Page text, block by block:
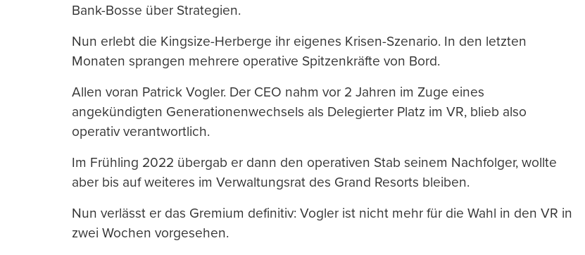
Bank-Bosse über Strategien.
Nun erlebt die Kingsize-Herberge ihr eigenes Krisen-Szenario. In den letzten
Monaten sprangen mehrere operative Spitzenkräfte von Bord.
Allen voran Patrick Vogler. Der CEO nahm vor 2 Jahren im Zuge eines
angekündigten Generationenwechsels als Delegierter Platz im VR, blieb also
operativ verantwortlich.
Im Frühling 2022 übergab er dann den operativen Stab seinem Nachfolger, wollte
aber bis auf weiteres im Verwaltungsrat des Grand Resorts bleiben.
Nun verlässt er das Gremium definitiv: Vogler ist nicht mehr für die Wahl in den VR in
zwei Wochen vorgesehen.